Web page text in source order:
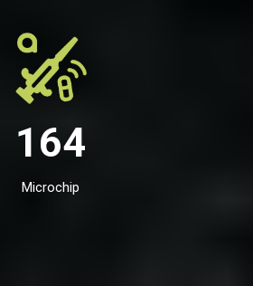
164
Microchip